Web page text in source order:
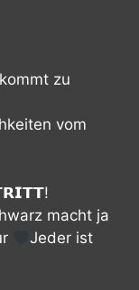
zu
vom
macht ja
Jeder ist